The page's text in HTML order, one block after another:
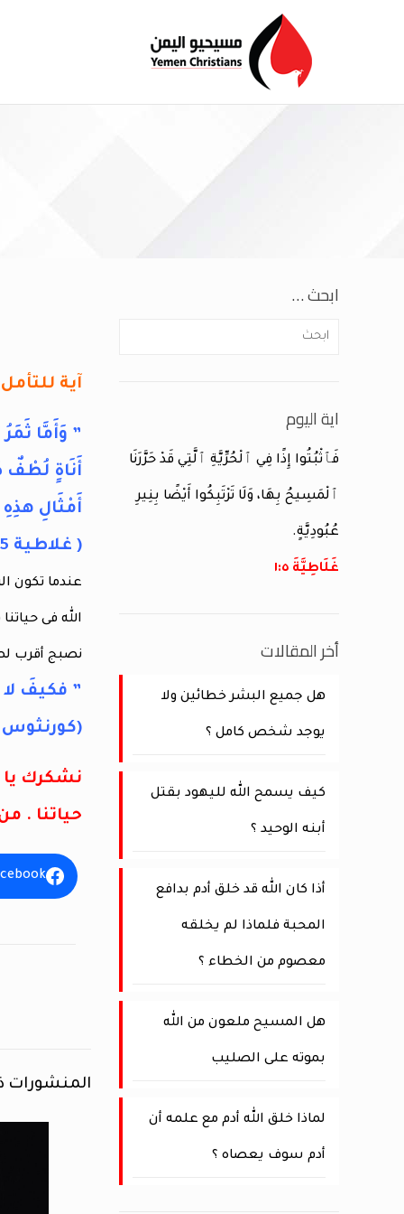
آية
” وَأَمَّا
أَنَاةٍ لُطْفٌ
أَمْثَالِ
( غلاطية 22:5-23 )
عندما تكون
الله فى
نصبج أقرب
” فكيفَ لا
(كورنثوس
نشكرك يا
حياتنا .
المنشورات
ابحث …
اية اليوم
فَٱثْبُتُوا إِذًا فِي ٱلْحُرِّيَّةِ ٱلَّتِي قَدْ حَرَّرَنَا
ٱلْمَسِيحُ بِهَا، وَلَا تَرْتَبِكُوا أَيْضًا بِنِيرِ
عُبُودِيَّةٍ.
غَلَاطِيَّةَ ٥:‏١
أخر المقالات
هل جميع البشر خطائين ولا
يوجد شخص كامل ؟
كيف يسمح الله لليهود بقتل
أبنه الوحيد ؟
أذا كان الله قد خلق أدم بدافع
المحبة فلماذا لم يخلقه
معصوم من الخطاء ؟
هل المسيح ملعون من الله
بموته على الصليب
لماذا خلق الله أدم مع علمه أن
أدم سوف يعصاه ؟